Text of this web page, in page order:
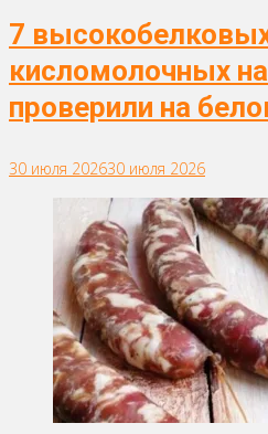
7
кисломолочных
проверили на
30 июля 202630 июля 2026